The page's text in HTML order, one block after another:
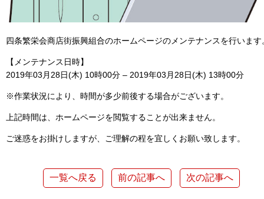
四条繁栄会商店街振興組合のホームページのメンテナンスを行います
【メンテナンス日時】
2019年03月28日(木) 10時00分 – 2019年03月28日(木) 13時00分
※作業状況により、時間が多少前後する場合がございます。
上記時間は、ホームページを閲覧することが出来ません。
ご迷惑をお掛けしますが、ご理解の程を宜しくお願い致します。
一覧へ戻る 前の記事へ 次の記事へ